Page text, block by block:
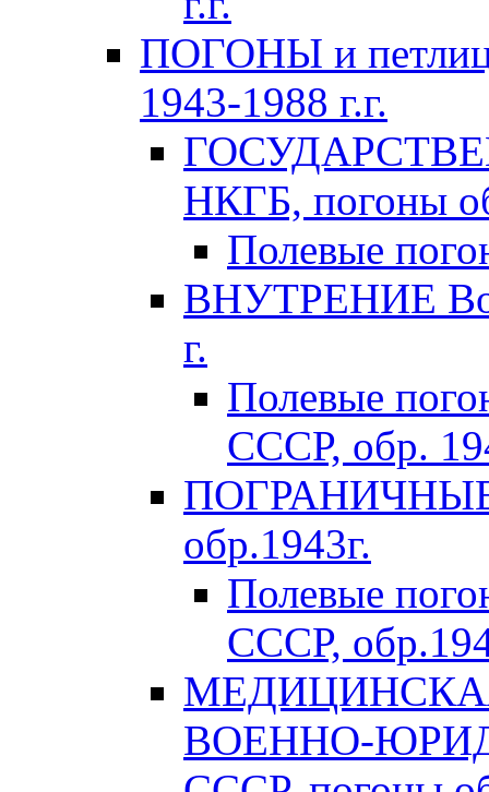
ПОГОНЫ и
1943-1988 г.г.
НКГБ, погоны
Полевые
ВНУТРЕНИЕ
г.
Полевые
СССР, обр.
ПОГРАНИЧНЫЕ
обр.1943г.
Полевые
СССР,
ВОЕННО-